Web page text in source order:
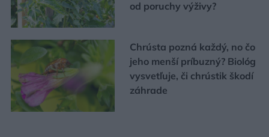
od poruchy výživy?
Chrústa pozná každý, no čo
jeho menší príbuzný? Biológ
vysvetľuje, či chrústik škodí
záhrade